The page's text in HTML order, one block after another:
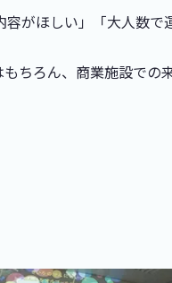
がほしい」「大人数で
ちろん、商業施設での